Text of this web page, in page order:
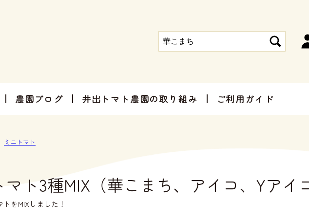
農園ブログ 井出トマト農園の取り組み ご利用ガイド
ミニトマト
マト3種MIX（華こまち、アイコ、Yアイ
をMIXしました！